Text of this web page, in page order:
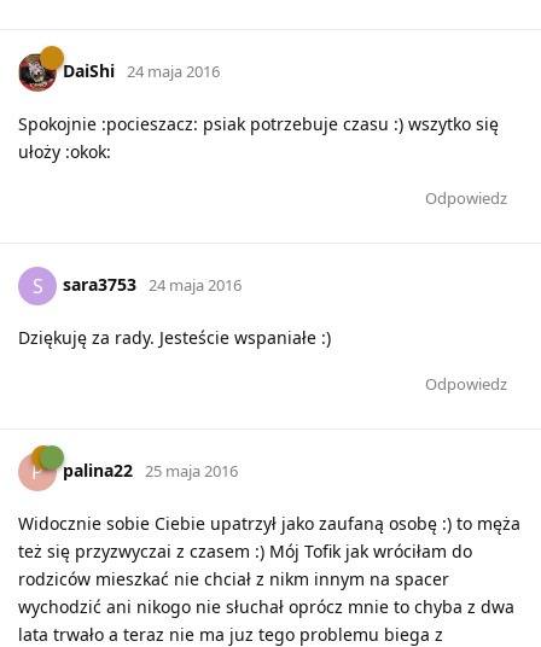
DaiShi 24 maja 2016
Spokojnie :pocieszacz: psiak potrzebuje czasu :) wszytko się
ułoży :okok:
Odpowiedz
S sara3753 24 maja 2016
Dziękuję za rady. Jesteście wspaniałe :)
Odpowiedz
P palina22 25 maja 2016
Widocznie sobie Ciebie upatrzył jako zaufaną osobę :) to męża
też się przyzwyczai z czasem :) Mój Tofik jak wróciłam do
rodziców mieszkać nie chciał z nikm innym na spacer
wychodzić ani nikogo nie słuchał oprócz mnie to chyba z dwa
lata trwało a teraz nie ma juz tego problemu biega z